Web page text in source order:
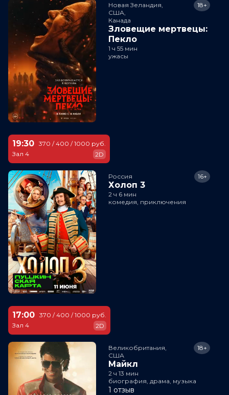
Новая Зеландия,
США,
Канада
Зловещие мертвецы:
Пекло
18+
1 ч 55 мин
ужасы
19:30
Зал 4
370 / 400 / 1000 руб.
2D
Россия
Холоп 3
16+
2 ч 6 мин
комедия, приключения
17:00
Зал 4
370 / 400 / 1000 руб.
2D
Великобритания,
США
Майкл
18+
2 ч 13 мин
биография, драма, музыка
1 отзыв